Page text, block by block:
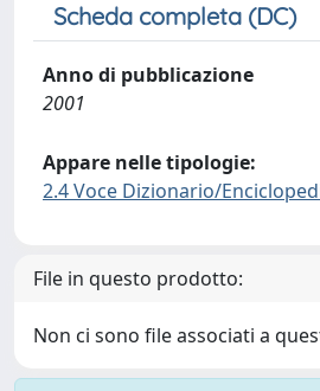
Scheda completa (DC)
Anno di pubblicazione
2001
Appare nelle tipologie:
2.4 Voce Dizionario/
File in questo prodotto:
Non ci sono file associati a